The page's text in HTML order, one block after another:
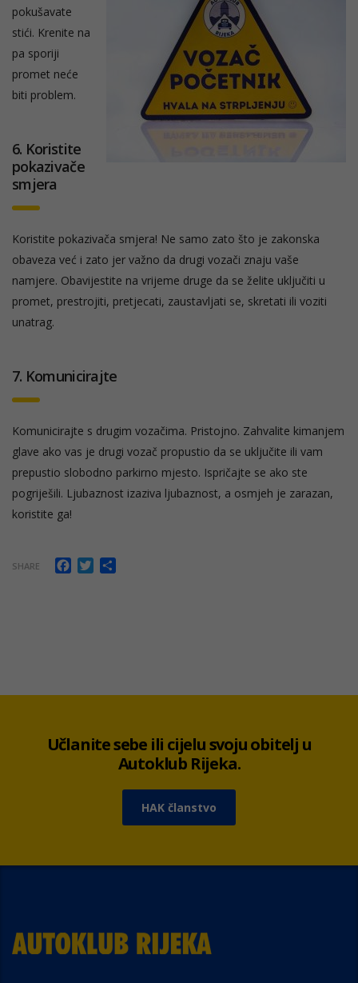
pokušavate
stići. Krenite na
pa sporiji
promet neće
biti problem.
6. Koristite
pokazivače
smjera
Koristite pokazivača smjera! Ne samo zato što je zakonska
obaveza već i zato jer važno da drugi vozači znaju vaše
namjere. Obavijestite na vrijeme druge da se želite uključiti u
promet, prestrojiti, pretjecati, zaustavljati se, skretati ili voziti
unatrag.
7. Komunicirajte
Komunicirajte s drugim vozačima. Pristojno. Zahvalite kimanjem
glave ako vas je drugi vozač propustio da se uključite ili vam
prepustio slobodno parkirno mjesto. Ispričajte se ako ste
pogriješili. Ljubaznost izaziva ljubaznost, a osmjeh je zarazan,
koristite ga!
SHARE Facebook
Twitter
Učlanite sebe ili cijelu svoju obitelj u
Autoklub Rijeka.
HAK članstvo